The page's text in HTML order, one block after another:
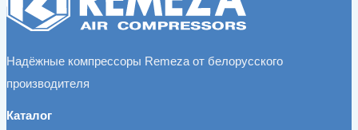
Надёжные компрессоры Remeza от белорусского
производителя
Каталог